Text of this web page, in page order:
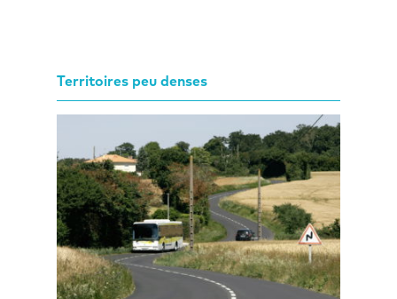
Territoires peu denses